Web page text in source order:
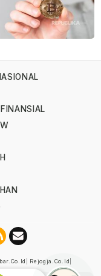
Rejogja.co.id